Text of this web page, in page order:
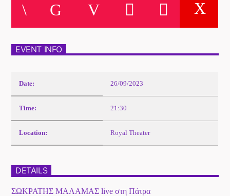
EVENT INFO
Date: 26/09/2023
Time: 21:30
Location: Royal Theater
DETAILS
ΣΩΚΡΑΤΗΣ ΜΑΛΑΜΑΣ live στη Πάτρα